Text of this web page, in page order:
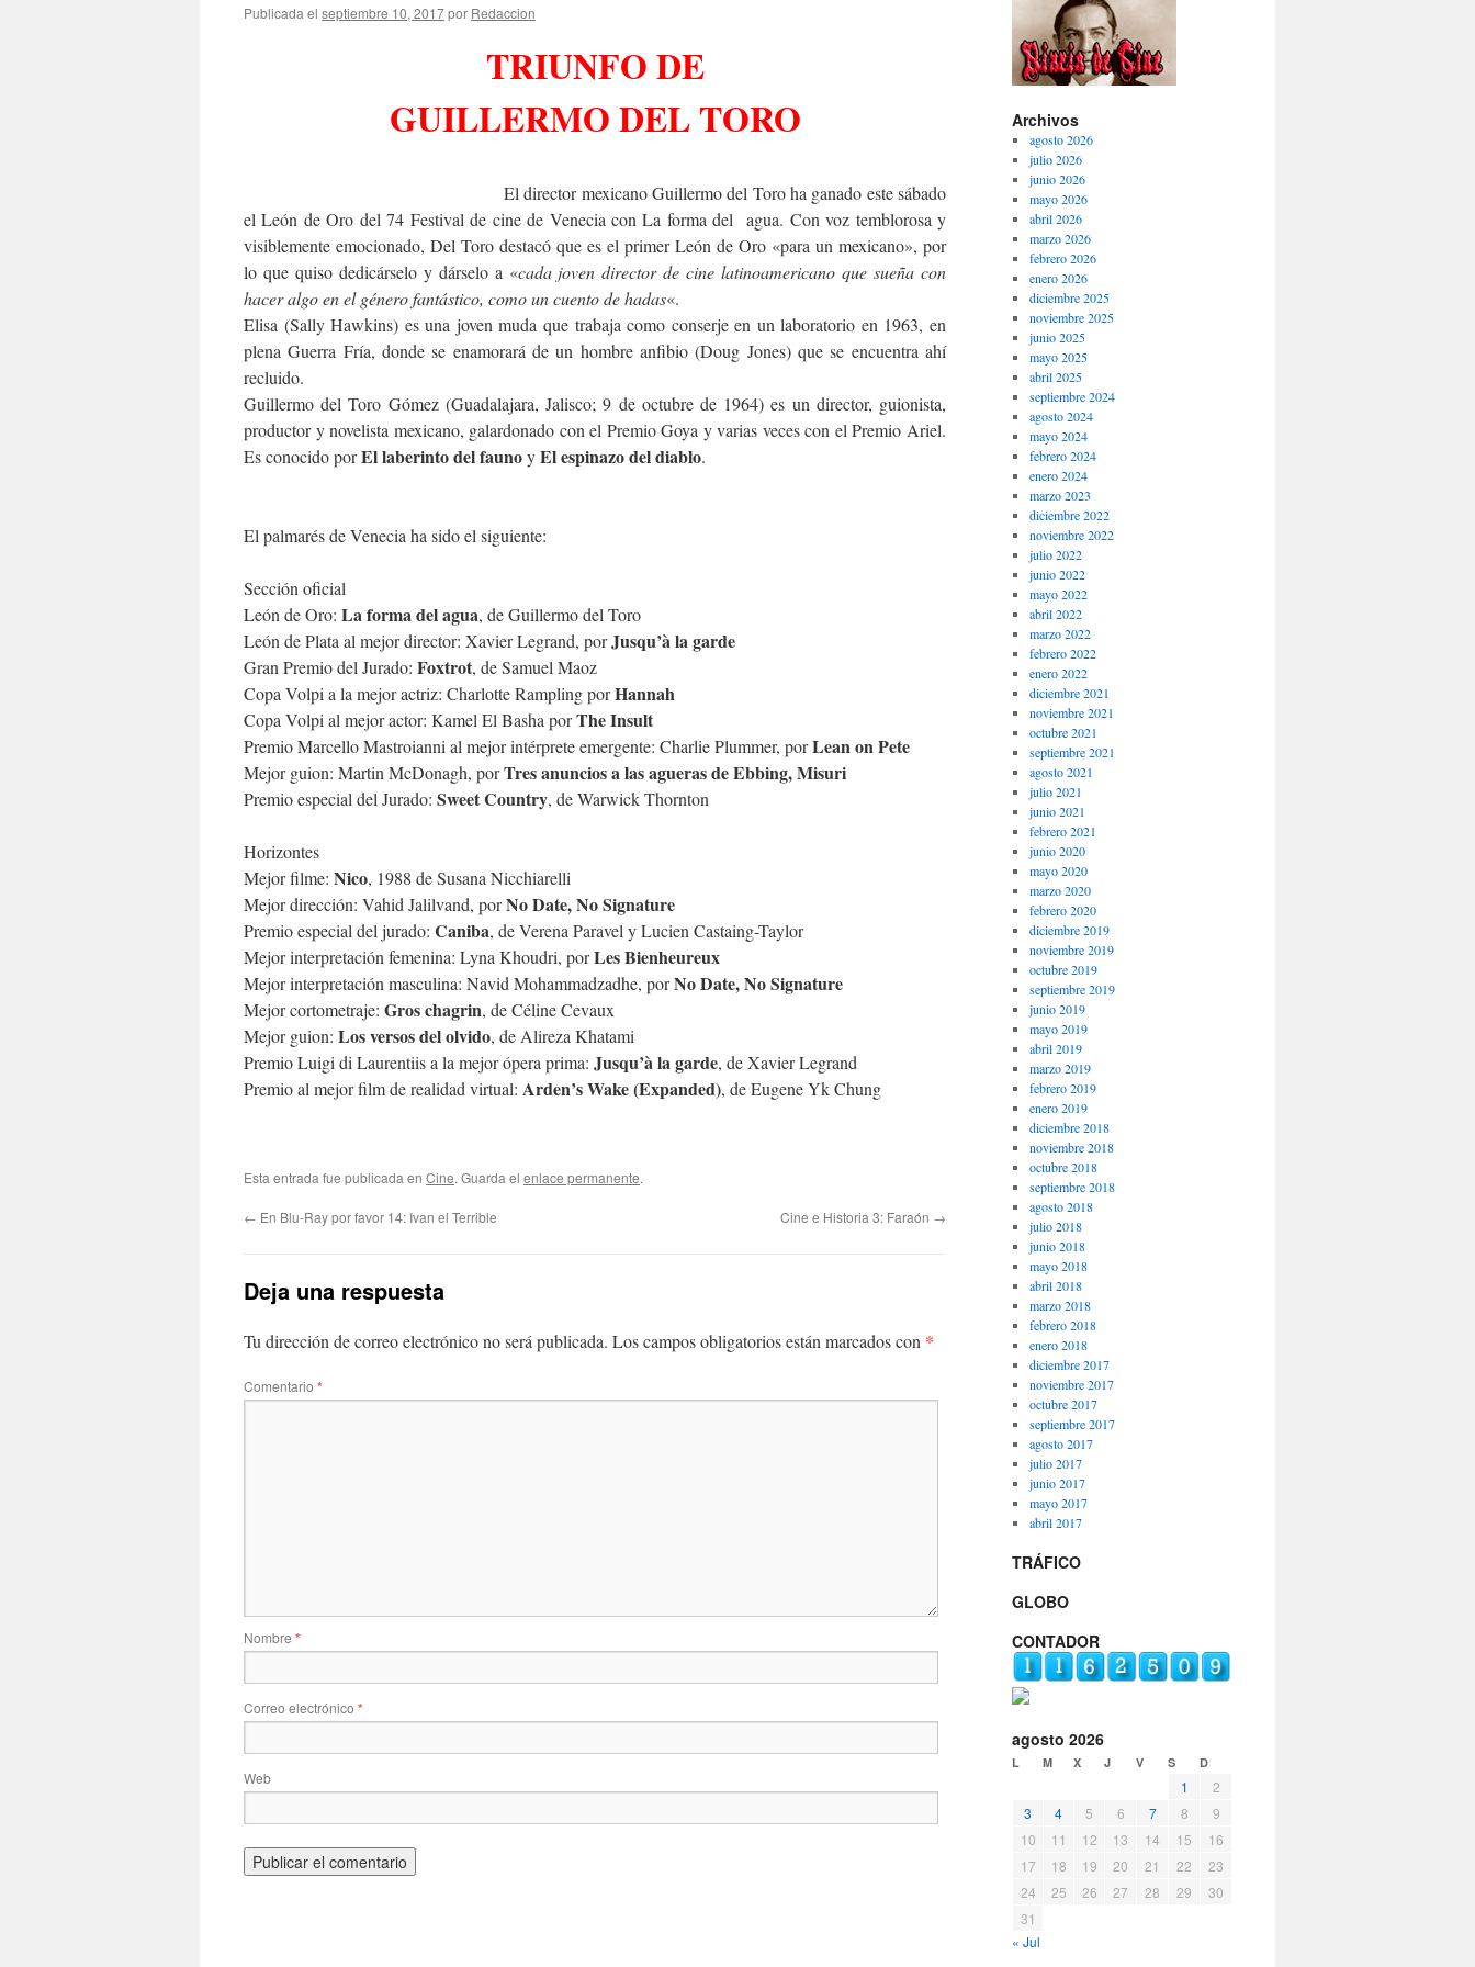
Publicada el septiembre 10, 2017por Redaccion
TRIUNFO DE
GUILLERMO DEL TORO
El director mexicano Guillermo del Toro ha ganado este sábado
el León de Oro del 74 Festival de cine de Venecia con La forma del agua. Con voz temblorosa y
visiblemente emocionado, Del Toro destacó que es el primer León de Oro «para un mexicano», por
lo que quiso dedicárselo y dárselo a «cada joven director de cine latinoamericano que sueña con
hacer algo en el género fantástico, como un cuento de hadas«.
Elisa (Sally Hawkins) es una joven muda que trabaja como conserje en un laboratorio en 1963, en
plena Guerra Fría, donde se enamorará de un hombre anfibio (Doug Jones) que se encuentra ahí
recluido.
Guillermo del Toro Gómez (Guadalajara, Jalisco; 9 de octubre de 1964) es un director, guionista,
productor y novelista mexicano, galardonado con el Premio Goya y varias veces con el Premio Ariel.
Es conocido porEl laberinto del faunoyEl espinazo del diablo.
El palmarés de Venecia ha sido el siguiente:
Sección oficial
León de Oro: La forma del agua, de Guillermo del Toro
León de Plata al mejor director: Xavier Legrand, porJusqu’à la garde
Gran Premio del Jurado: Foxtrot, de Samuel Maoz
Copa Volpi a la mejor actriz: Charlotte Rampling porHannah
Copa Volpi al mejor actor: Kamel El Basha porThe Insult
Premio Marcello Mastroianni al mejor intérprete emergente: Charlie Plummer, porLean on Pete
Mejor guion: Martin McDonagh, porTres anuncios a las agueras de Ebbing, Misuri
Premio especial del Jurado: Sweet Country, de Warwick Thornton
Horizontes
Mejor filme: Nico, 1988 de Susana Nicchiarelli
Mejor dirección: Vahid Jalilvand, porNo Date, No Signature
Premio especial del jurado: Caniba, de Verena Paravel y Lucien Castaing-Taylor
Mejor interpretación femenina: Lyna Khoudri, porLes Bienheureux
Mejor interpretación masculina: Navid Mohammadzadhe, porNo Date, No Signature
Mejor cortometraje: Gros chagrin, de Céline Cevaux
Mejor guion: Los versos del olvido, de Alireza Khatami
Premio Luigi di Laurentiis a la mejor ópera prima: Jusqu’à la garde, de Xavier Legrand
Premio al mejor film de realidad virtual: Arden’s Wake (Expanded), de Eugene Yk Chung
Esta entrada fue publicada en Cine. Guarda el enlace permanente.
← En Blu-Ray por favor 14: Ivan el Terrible Cine e Historia 3: Faraón →
Deja una respuesta
Tu dirección de correo electrónico no será publicada. Los campos obligatorios están marcados con *
Comentario *
Nombre *
Correo electrónico *
Web
Archivos
agosto 2026
julio 2026
junio 2026
mayo 2026
abril 2026
marzo 2026
febrero 2026
enero 2026
diciembre 2025
noviembre 2025
junio 2025
mayo 2025
abril 2025
septiembre 2024
agosto 2024
mayo 2024
febrero 2024
enero 2024
marzo 2023
diciembre 2022
noviembre 2022
julio 2022
junio 2022
mayo 2022
abril 2022
marzo 2022
febrero 2022
enero 2022
diciembre 2021
noviembre 2021
octubre 2021
septiembre 2021
agosto 2021
julio 2021
junio 2021
febrero 2021
junio 2020
mayo 2020
marzo 2020
febrero 2020
diciembre 2019
noviembre 2019
octubre 2019
septiembre 2019
junio 2019
mayo 2019
abril 2019
marzo 2019
febrero 2019
enero 2019
diciembre 2018
noviembre 2018
octubre 2018
septiembre 2018
agosto 2018
julio 2018
junio 2018
mayo 2018
abril 2018
marzo 2018
febrero 2018
enero 2018
diciembre 2017
noviembre 2017
octubre 2017
septiembre 2017
agosto 2017
julio 2017
junio 2017
mayo 2017
abril 2017
TRÁFICO
GLOBO
CONTADOR
agosto 2026
L M X J V S D
1
2
3
4 5 6 7 8
9
10
11 12 13 14 15
16
17
18 19 20 21 22
23
24
25 26 27 28 29
30
31
« Jul